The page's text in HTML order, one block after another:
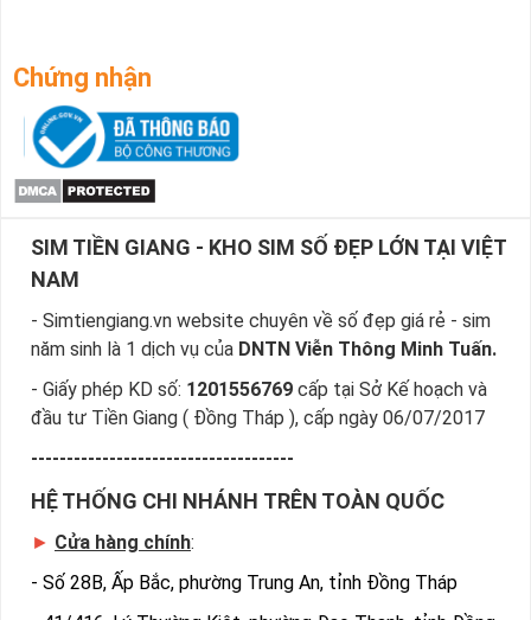
Chứng nhận
SIM TIỀN GIANG - KHO SIM SỐ ĐẸP LỚN TẠI VIỆT
NAM
- Simtiengiang.vn website chuyên về số đẹp giá rẻ - sim
năm sinh là 1 dịch vụ của DNTN Viễn Thông Minh Tuấn.
- Giấy phép KD số: 1201556769 cấp tại Sở Kế hoạch và
đầu tư Tiền Giang ( Đồng Tháp ), cấp ngày 06/07/2017
-------------------------------------
HỆ THỐNG CHI NHÁNH TRÊN TOÀN QUỐC
► Cửa hàng chính:
- Số 28B, Ấp Bắc, phường Trung An, tỉnh Đồng Tháp